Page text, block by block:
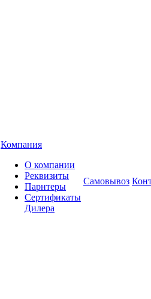
Компания
О компании
Реквизиты
Парнтеры
Сертификаты
Дилера
Самовывоз